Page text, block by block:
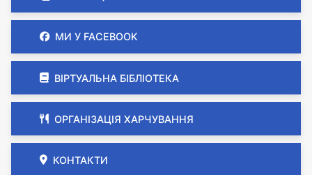
МИ У FACEBOOK
ВІРТУАЛЬНА БІБЛІОТЕКА
ОРГАНІЗАЦІЯ ХАРЧУВАННЯ
КОНТАКТИ